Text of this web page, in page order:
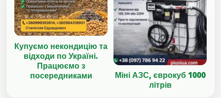
Купуємо некондицію та
відходи по Україні.
Працюємо з
посередниками
Міні АЗС, єврокуб 1000
літрів